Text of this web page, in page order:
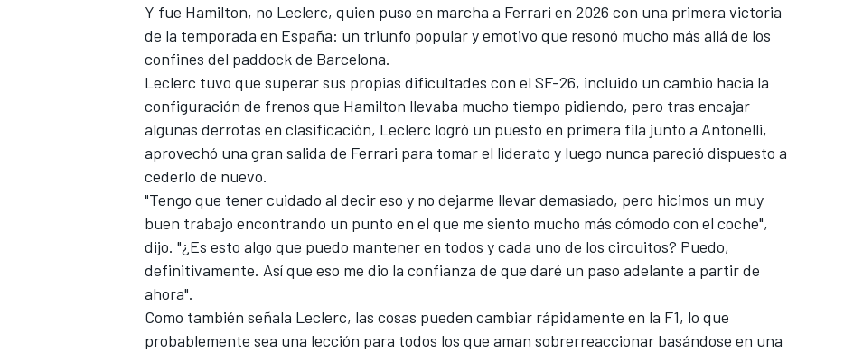
Y fue Hamilton, no Leclerc, quien puso en marcha a Ferrari en 2026 con una primera victoria
de la temporada en España: un triunfo popular y emotivo que resonó mucho más allá de los
confines del paddock de Barcelona.
Leclerc tuvo que superar sus propias dificultades con el SF-26, incluido un cambio hacia la
configuración de frenos que Hamilton llevaba mucho tiempo pidiendo, pero tras encajar
algunas derrotas en clasificación, Leclerc logró un puesto en primera fila junto a Antonelli,
aprovechó una gran salida de Ferrari para tomar el liderato y luego nunca pareció dispuesto a
cederlo de nuevo.
"Tengo que tener cuidado al decir eso y no dejarme llevar demasiado, pero hicimos un muy
buen trabajo encontrando un punto en el que me siento mucho más cómodo con el coche",
dijo. "¿Es esto algo que puedo mantener en todos y cada uno de los circuitos? Puedo,
definitivamente. Así que eso me dio la confianza de que daré un paso adelante a partir de
ahora".
Como también señala Leclerc, las cosas pueden cambiar rápidamente en la F1, lo que
probablemente sea una lección para todos los que aman sobrerreaccionar basándose en una